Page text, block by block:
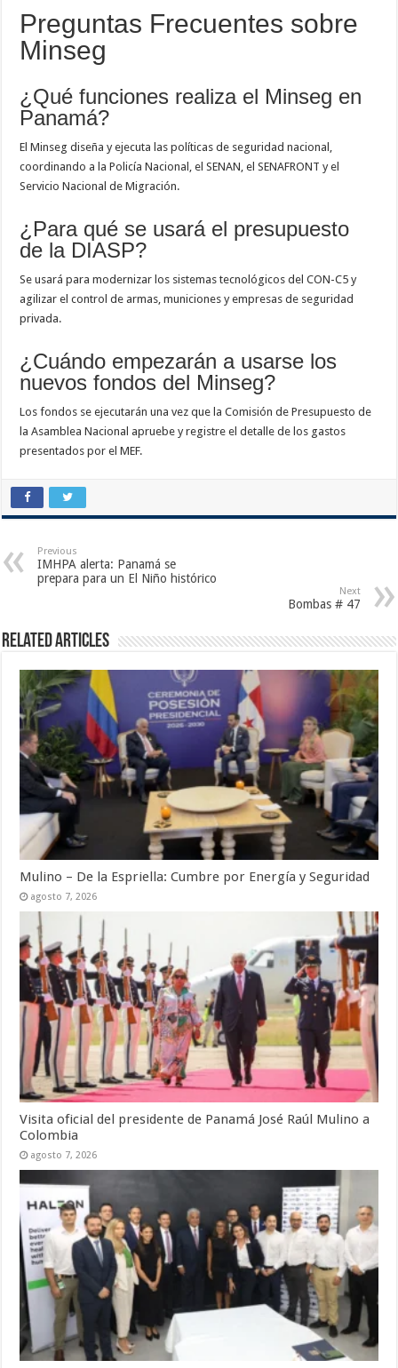
Preguntas Frecuentes sobre
Minseg
¿Qué funciones realiza el Minseg en
Panamá?
El Minseg diseña y ejecuta las políticas de seguridad nacional,
coordinando a la Policía Nacional, el SENAN, el SENAFRONT y el
Servicio Nacional de Migración.
¿Para qué se usará el presupuesto
de la DIASP?
Se usará para modernizar los sistemas tecnológicos del CON-C5 y
agilizar el control de armas, municiones y empresas de seguridad
privada.
¿Cuándo empezarán a usarse los
nuevos fondos del Minseg?
Los fondos se ejecutarán una vez que la Comisión de Presupuesto de
la Asamblea Nacional apruebe y registre el detalle de los gastos
presentados por el MEF.
Previous
IMHPA alerta: Panamá se
prepara para un El Niño histórico
Next
Bombas # 47
Related Articles
Mulino – De la Espriella: Cumbre por Energía y Seguridad
agosto 7, 2026
Visita oficial del presidente de Panamá José Raúl Mulino a
Colombia
agosto 7, 2026